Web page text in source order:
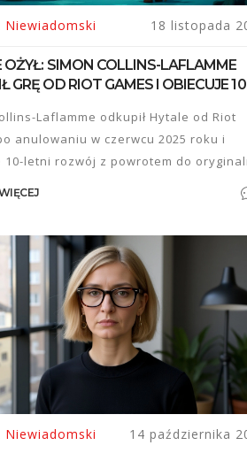
Niewiadomski 18 listopada
OŻYŁ: SIMON COLLINS-LAFLAMME
GRĘ OD RIOT GAMES I OBIECUJE 10
Laflamme odkupił Hytale od Riot
anulowaniu w czerwcu 2025 roku i
10-letni rozwój z powrotem do
Niewiadomski 14 października